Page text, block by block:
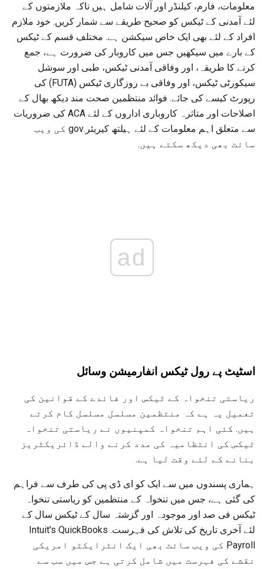
معلومات، فارم، کیلنڈر اور آلات شامل ہیں تاکہ ملازمتوں کے
لئے آمدنی کے ٹیکس کو صحیح طریقے سے شمار کریں. خود ملازم
افراد کے لئے بھی ایک خاص سیکشن ہے. مختلف قسم کے ٹیکس
کے بارے میں سیکھیں جس میں کاروبار کی ضرورت ہے، جمع
کرنے کا طریقہ، اور وفاقی آمدنی ٹیکس، طبی اور سوشل
سیکورٹی ٹیکس، اور وفاقی بے روزگاری ٹیکس (FUTA) کی
رپورٹ کیسے کی جائے. فوائد منتظمین صحت مند دیکھ بھال کے
اصلاحات اور متاثرہ کاروباری اداروں کے لئے ACA کی ضروریات
سے متعلق اہم معلومات کے لئے ہیلتھ کیریئر.gov کی ویب
سائٹ بھی دیکھ سکتے ہیں.
ad
اسٹیٹ پے رول ٹیکس انفارمیشن وسائل
ریاستی تنخواہ کے ٹیکس اور فائدے کے قوانین کی
تعمیل یہ ہے کہ منتظمین مسلسل مسلسل کام کرتے
ہیں. کئی اہم تنخواہ کمپنیوں نے ریاستی تنخواہ
ٹیکس کی انتظامیہ کی مدد کرنے والے ڈائریکٹریز
بنانے کے لئے وقت لیا ہے.
ہماری پسندوں میں سے ایک کو ای ڈی پی کی طرف سے فراہم
کی گئی ہے، جس میں تنخواہ کے منتظمین کو ریاستی تنخواہ
ٹیکس فی صد اور موجودہ اور گزشتہ سال کے ٹیکس سال کے
لئے آخری تاریخ کی تلاش کی فہرست. Intuit's QuickBooks
Payroll کی ویب سائٹ بھی ایک انٹرایکٹو امریکی
نقشے کی فہرست میں شامل کرتی ہے جس میں سب سے